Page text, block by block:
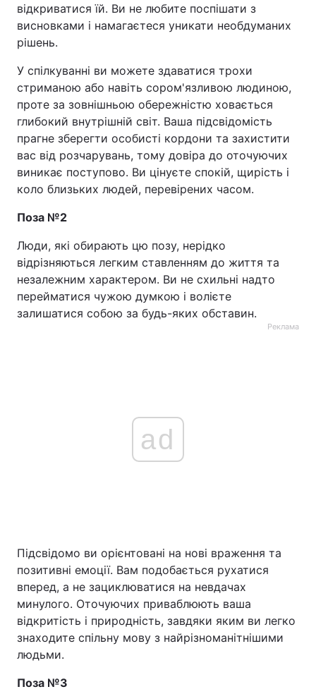
відкриватися їй. Ви не любите поспішати з
висновками і намагаєтеся уникати необдуманих
рішень.
У спілкуванні ви можете здаватися трохи
стриманою або навіть сором'язливою людиною,
проте за зовнішньою обережністю ховається
глибокий внутрішній світ. Ваша підсвідомість
прагне зберегти особисті кордони та захистити
вас від розчарувань, тому довіра до оточуючих
виникає поступово. Ви цінуєте спокій, щирість і
коло близьких людей, перевірених часом.
Поза №2
Люди, які обирають цю позу, нерідко
відрізняються легким ставленням до життя та
незалежним характером. Ви не схильні надто
перейматися чужою думкою і волієте
залишатися собою за будь-яких обставин.
Реклама
ad
Підсвідомо ви орієнтовані на нові враження та
позитивні емоції. Вам подобається рухатися
вперед, а не зациклюватися на невдачах
минулого. Оточуючих приваблюють ваша
відкритість і природність, завдяки яким ви легко
знаходите спільну мову з найрізноманітнішими
людьми.
Поза №3